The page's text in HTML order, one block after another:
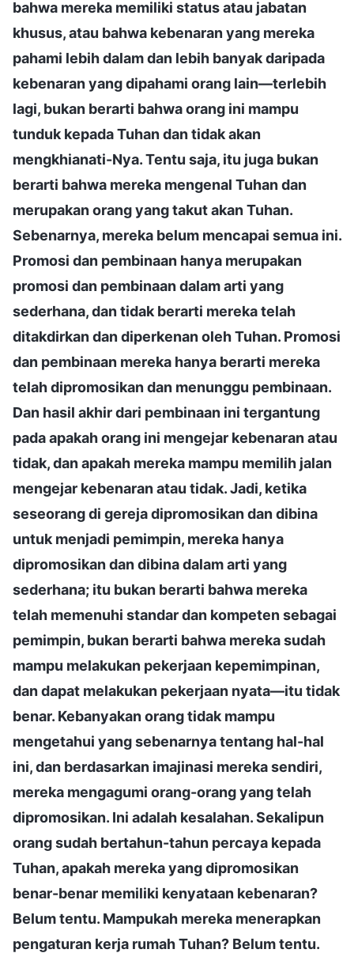
bahwa mereka memiliki status atau jabatan
khusus, atau bahwa kebenaran yang mereka
pahami lebih dalam dan lebih banyak daripada
kebenaran yang dipahami orang lain—terlebih
lagi, bukan berarti bahwa orang ini mampu
tunduk kepada Tuhan dan tidak akan
mengkhianati-Nya. Tentu saja, itu juga bukan
berarti bahwa mereka mengenal Tuhan dan
merupakan orang yang takut akan Tuhan.
Sebenarnya, mereka belum mencapai semua ini.
Promosi dan pembinaan hanya merupakan
promosi dan pembinaan dalam arti yang
sederhana, dan tidak berarti mereka telah
ditakdirkan dan diperkenan oleh Tuhan. Promosi
dan pembinaan mereka hanya berarti mereka
telah dipromosikan dan menunggu pembinaan.
Dan hasil akhir dari pembinaan ini tergantung
pada apakah orang ini mengejar kebenaran atau
tidak, dan apakah mereka mampu memilih jalan
mengejar kebenaran atau tidak. Jadi, ketika
seseorang di gereja dipromosikan dan dibina
untuk menjadi pemimpin, mereka hanya
dipromosikan dan dibina dalam arti yang
sederhana; itu bukan berarti bahwa mereka
telah memenuhi standar dan kompeten sebagai
pemimpin, bukan berarti bahwa mereka sudah
mampu melakukan pekerjaan kepemimpinan,
dan dapat melakukan pekerjaan nyata—itu tidak
benar. Kebanyakan orang tidak mampu
mengetahui yang sebenarnya tentang hal-hal
ini, dan berdasarkan imajinasi mereka sendiri,
mereka mengagumi orang-orang yang telah
dipromosikan. Ini adalah kesalahan. Sekalipun
orang sudah bertahun-tahun percaya kepada
Tuhan, apakah mereka yang dipromosikan
benar-benar memiliki kenyataan kebenaran?
Belum tentu. Mampukah mereka menerapkan
pengaturan kerja rumah Tuhan? Belum tentu.